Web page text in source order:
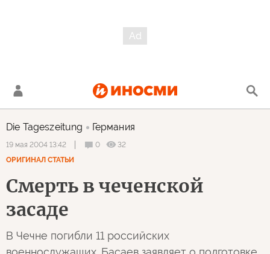
Die Tageszeitung Германия
19 мая 2004 13:42 0
32
ОРИГИНАЛ СТАТЬИ
Смерть в чеченской
засаде
В Чечне погибли 11 российских